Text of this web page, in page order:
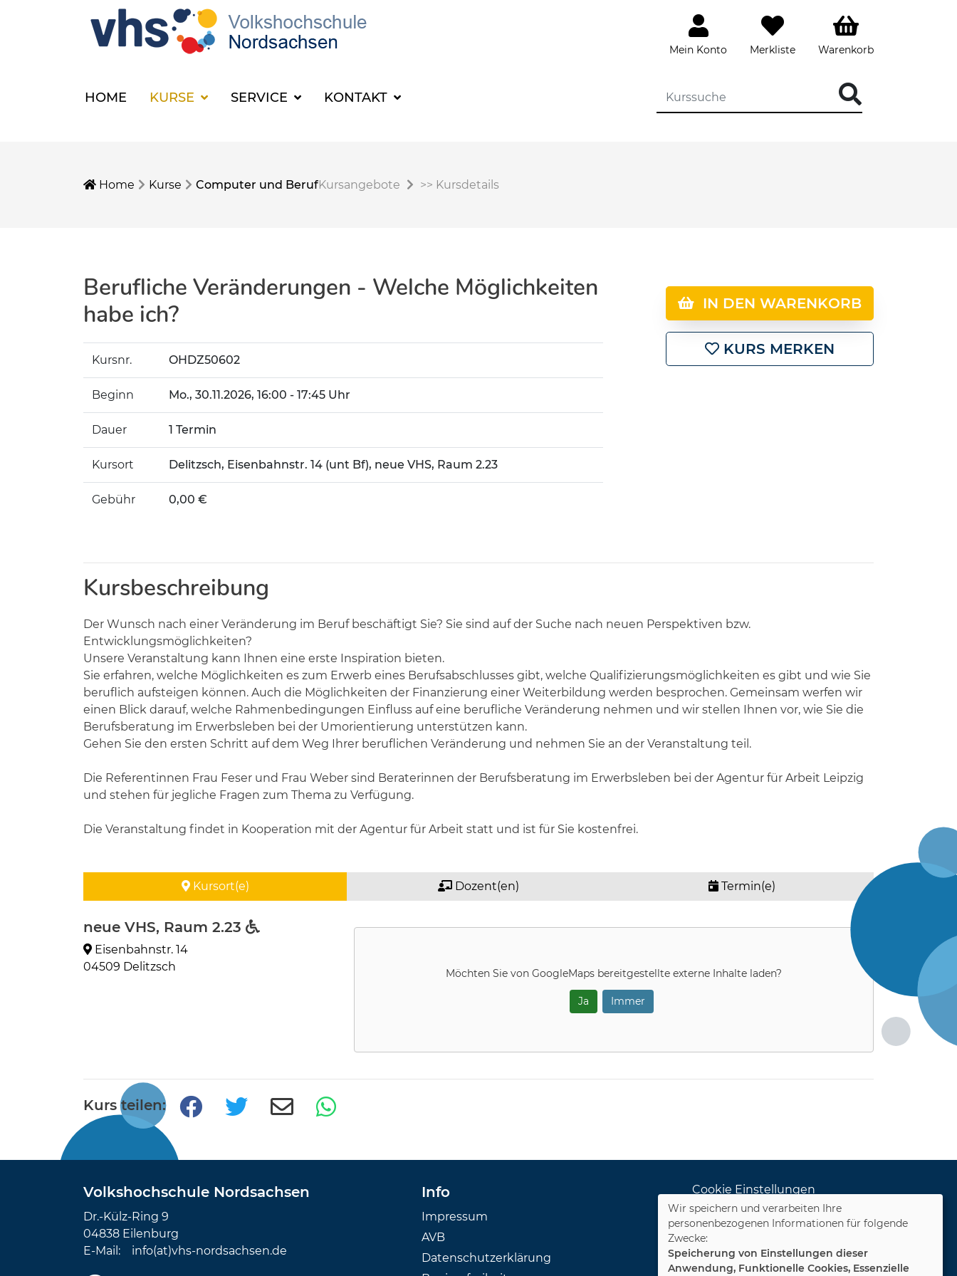
Mein Konto Merkliste Warenkorb
HOME KURSE SERVICE KONTAKT
Home Kurse Computer und BerufKursangebote >> Kursdetails
Berufliche Veränderungen - Welche Möglichkeiten
habe ich?
Kursnr. OHDZ50602
Beginn Mo., 30.11.2026, 16:00 - 17:45 Uhr
Dauer 1 Termin
Kursort Delitzsch, Eisenbahnstr. 14 (unt Bf), neue VHS, Raum 2.23
Gebühr 0,00 €
IN DEN WARENKORB
KURS MERKEN
Kursbeschreibung
Der Wunsch nach einer Veränderung im Beruf beschäftigt Sie? Sie sind auf der Suche nach neuen Perspektiven bzw.
Entwicklungsmöglichkeiten?
Unsere Veranstaltung kann Ihnen eine erste Inspiration bieten.
Sie erfahren, welche Möglichkeiten es zum Erwerb eines Berufsabschlusses gibt, welche Qualifizierungsmöglichkeiten es gibt und wie Sie
beruflich aufsteigen können. Auch die Möglichkeiten der Finanzierung einer Weiterbildung werden besprochen. Gemeinsam werfen wir
einen Blick darauf, welche Rahmenbedingungen Einfluss auf eine berufliche Veränderung nehmen und wir stellen Ihnen vor, wie Sie die
Berufsberatung im Erwerbsleben bei der Umorientierung unterstützen kann.
Gehen Sie den ersten Schritt auf dem Weg Ihrer beruflichen Veränderung und nehmen Sie an der Veranstaltung teil.
Die Referentinnen Frau Feser und Frau Weber sind Beraterinnen der Berufsberatung im Erwerbsleben bei der Agentur für Arbeit Leipzig
und stehen für jegliche Fragen zum Thema zu Verfügung.
Die Veranstaltung findet in Kooperation mit der Agentur für Arbeit statt und ist für Sie kostenfrei.
Kursort(e) Dozent(en) Termin(e)
neue VHS, Raum 2.23
Eisenbahnstr. 14
04509 Delitzsch
Möchten Sie von GoogleMaps bereitgestellte externe Inhalte laden?
Ja Immer
Kurs teilen:
Volkshochschule Nordsachsen
Dr.-Külz-Ring 9
04838 Eilenburg
E-Mail: info(at)vhs-nordsachsen.de
Info
Impressum
AVB
Datenschutzerklärung
Cookie Einstellungen
Dozenten-Login
WIDERRUFSFORMULAR
Wir speichern und verarbeiten Ihre
personenbezogenen Informationen für folgende
Zwecke:
Speicherung von Einstellungen dieser
Anwendung, Funktionelle Cookies, Essenzielle